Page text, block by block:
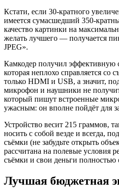
Кстати, если 30-кратного
имеется сумасшедший 350-
качество картинки на
желать лучшего — получается
JPEG».
Камкодер получил эффективную
которая неплохо справляется со
только HDMI и USB, а значит,
микрофон и наушники не
который пишут встроенные
ужасным: он вполне пойдёт для
Устройство весит 215 граммов,
носить с собой везде и всегда,
съёмки (не забудьте открыть
рассчитана на полевые условия
съёмки и свои деньги полностью
Лучшая бюджетная